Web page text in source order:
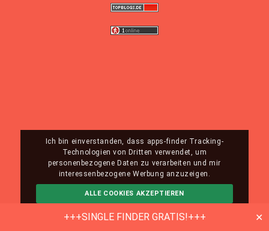
+++SINGLE FINDER GRATIS!+++ ✕
Ich bin einverstanden, dass apps-finder Tracking-
Technologien von Dritten verwendet, um
personenbezogene Daten zu verarbeiten und mir
interessenbezogene Werbung anzuzeigen.
ALLE COOKIES AKZEPTIEREN
ABLEHNEN MEHR INFO